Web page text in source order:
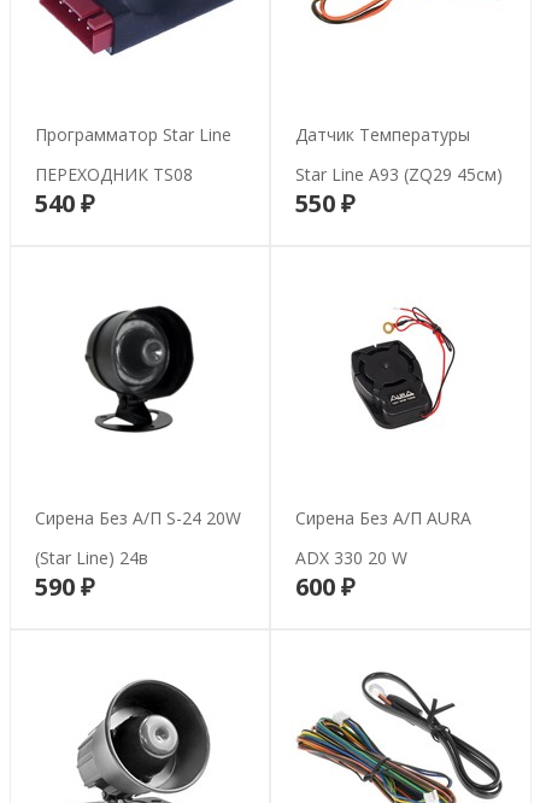
Программатор Star Line
ПЕРЕХОДНИК TS08
540 ₽В корзину
Датчик Температуры
Star Line A93 (ZQ29 45см)
550 ₽В корзину
Сирена Без А/п S-24 20W
(Star Line) 24в
590 ₽В корзину
Сирена Без А/п AURA
ADX 330 20 W
600 ₽В корзину